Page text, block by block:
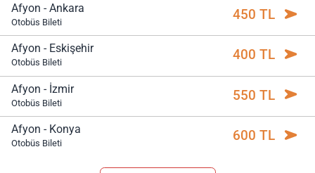
Afyon - Ankara
Otobüs Bileti 450 TL
Afyon - Eskişehir
Otobüs Bileti 400 TL
Afyon - İzmir
Otobüs Bileti 550 TL
Afyon - Konya
Otobüs Bileti 600 TL